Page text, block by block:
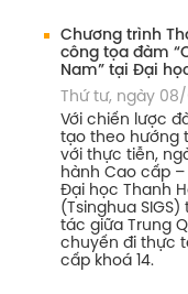
Chương trình
công tọa đàm
Nam” tại Đại
Thứ tư, ngày
Với chiến lược
tạo theo hướng
với thực tiễn,
hành Cao cấp
Đại học Thanh
(Tsinghua
tác giữa Trung
chuyến đi thực
cấp khoá 14.